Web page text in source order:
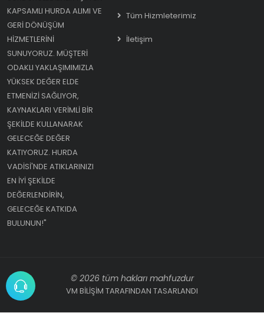
KAPSAMLI HURDA ALIMI VE
GERI DÖNÜŞÜM
HIZMETLERINI
SUNUYORUZ. MÜŞTERI
ODAKLI YAKLAŞIMIMIZLA
YÜKSEK DEĞER ELDE
ETMENIZI SAĞLIYOR,
KAYNAKLARI VERIMLI BIR
ŞEKILDE KULLANARAK
GELECEĞE DEĞER
KATIYORUZ. HURDA
VADISI'NDE ATIKLARINIZI
EN IYI ŞEKILDE
DEĞERLENDIRIN,
GELECEĞE KATKIDA
BULUNUN!"
Tüm Hizmleterimiz
İletişim
© 2026 tüm hakları mahfuzdur
VM BİLİŞİM TARAFINDAN TASARLANDI